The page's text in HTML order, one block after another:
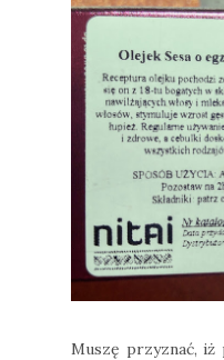
Muszę przyznać,